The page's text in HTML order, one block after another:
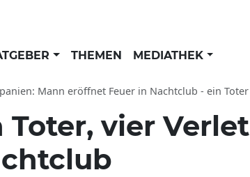
THEMEN MEDIATHEK
Mann eröffnet Feuer in Nachtclub - ein
Toter, vier